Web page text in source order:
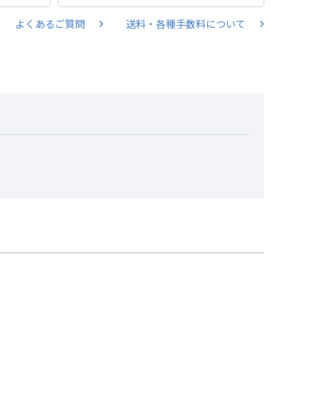
よくあるご質問 送料・各種手数料について